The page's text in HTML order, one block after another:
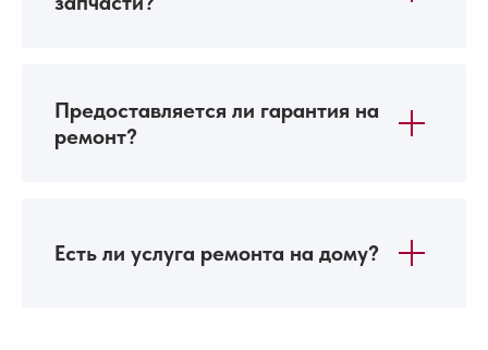
Предоставляется ли гарантия на
ремонт?
Есть ли услуга ремонта на дому?